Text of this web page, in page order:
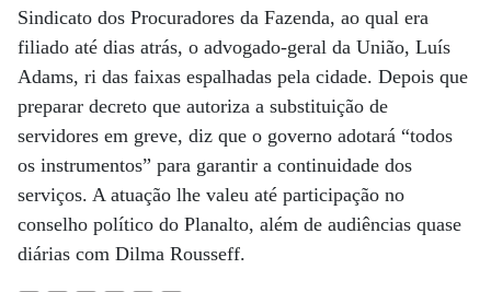
Sindicato dos Procuradores da Fazenda, ao qual era
filiado até dias atrás, o advogado-geral da União, Luís
Adams, ri das faixas espalhadas pela cidade. Depois que
preparar decreto que autoriza a substituição de
servidores em greve, diz que o governo adotará “todos
os instrumentos” para garantir a continuidade dos
serviços. A atuação lhe valeu até participação no
conselho político do Planalto, além de audiências quase
diárias com Dilma Rousseff.